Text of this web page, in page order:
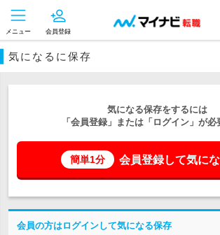
メニュー 会員登録
気になるに保存
気になる保存をするには
「会員登録」または「ログイン」が必
簡単1分 会員登録して気に
会員の方はログインして気になる保存